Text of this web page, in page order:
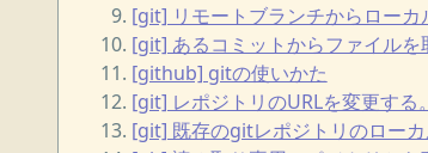
[git] リモートブランチからローカ
[git] あるコミットからファイルを
[github] gitの使いかた
[git] レポジトリのURLを変更する。
[git] 既存のgitレポジトリのロー